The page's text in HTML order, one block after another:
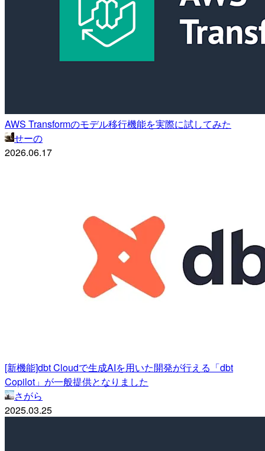
AWS Transformのモデル移行機能を実際に試してみた
せーの
2026.06.17
[新機能]dbt Cloudで生成AIを用いた開発が行える「dbt
Copilot」が一般提供となりました
さがら
2025.03.25